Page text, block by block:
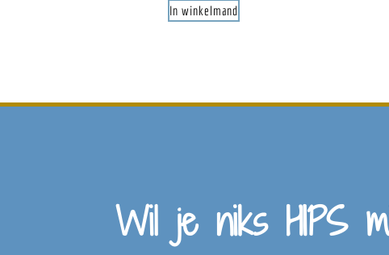
In winkelmand
Wil je niks HIPS